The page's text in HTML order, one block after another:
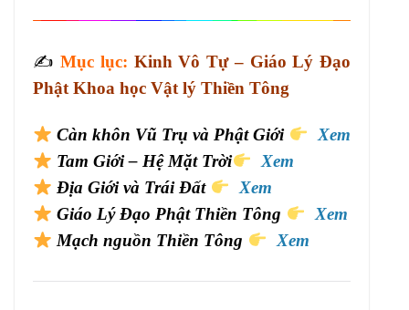
✍️ Mục lục: Kinh Vô Tự – Giáo Lý Đạo
Phật Khoa học Vật lý Thiền Tông
Càn khôn Vũ Trụ và Phật Giới
Xem
Tam Giới – Hệ Mặt Trời
Xem
Địa Giới và Trái Đất
Xem
Giáo Lý Đạo Phật Thiền Tông
Xem
Mạch nguồn Thiền Tông
Xem